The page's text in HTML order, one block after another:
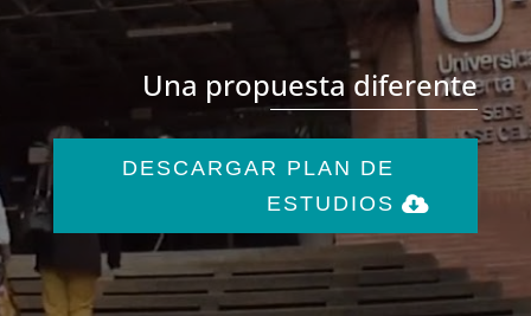
Una propuesta diferente
DESCARGAR PLAN DE
ESTUDIOS